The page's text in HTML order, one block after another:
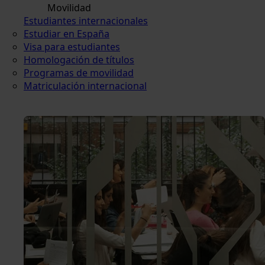
Movilidad
Estudiantes internacionales
Estudiar en España
Visa para estudiantes
Homologación de títulos
Programas de movilidad
Matriculación internacional